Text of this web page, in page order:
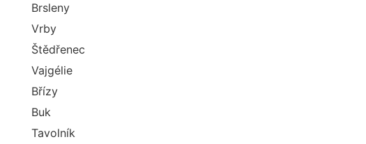
Brsleny
Vrby
Štědřenec
Vajgélie
Břízy
Buk
Tavolník